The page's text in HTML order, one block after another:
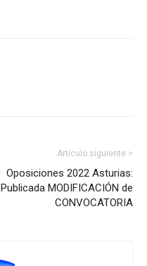
Artículo siguiente >
Oposiciones 2022 Asturias:
Publicada MODIFICACIÓN de
CONVOCATORIA